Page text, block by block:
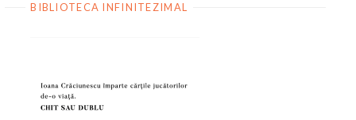
BIBLIOTECA INFINITEZIMAL